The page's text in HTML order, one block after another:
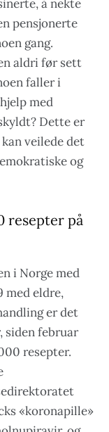
å nekte
pensjonerte
gang.
aldri før sett
faller i
med
Dette er
veilede det
og
resepter på
i Norge med
med eldre,
er det
siden februar
resepter.
«koronapille»